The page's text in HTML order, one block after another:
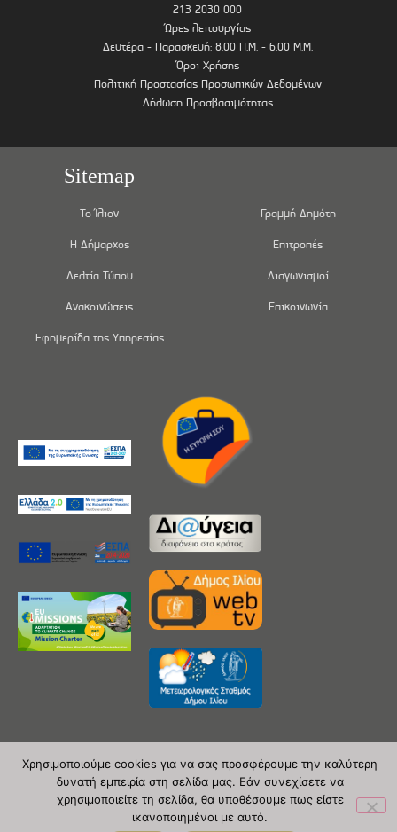
213 2030 000
Ώρες λειτουργίας
Δευτέρα - Παρασκευή: 8.00 Π.Μ. - 6.00 Μ.Μ.
Όροι Χρήσης
Πολιτική Προστασίας Προσωπικών Δεδομένων
Δήλωση Προσβασιμότητας
Sitemap
Το Ίλιον
Η Δήμαρχος
Δελτία Τύπου
Ανακοινώσεις
Εφημερίδα της Υπηρεσίας
Γραμμή Δημότη
Επιτροπές
Διαγωνισμοί
Επικοινωνία
Copyright 2020 © Δήμος Ιλίου
| powered by Evolutionprojects
Χρησιμοποιούμε cookies για να σας προσφέρουμε την καλύτερη
δυνατή εμπειρία στη σελίδα μας. Εάν συνεχίσετε να
χρησιμοποιείτε τη σελίδα, θα υποθέσουμε πως είστε
ικανοποιημένοι με αυτό.